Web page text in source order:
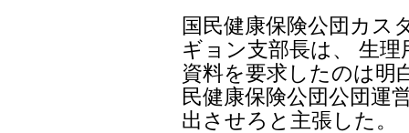
国民健康保険公団カス
ギョン支部長は、 生
資料を要求したのは明
民健康保険公団公団運
出させろと主張した。